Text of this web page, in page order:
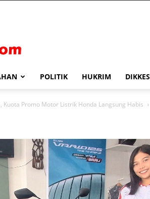
POLITIK HUKRIM DIKKES
Kuota Promo Motor Listrik Honda Langsung Habis